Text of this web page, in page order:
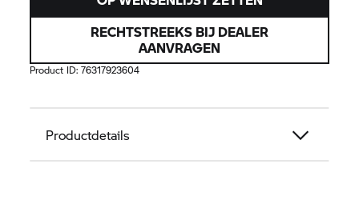
RECHTSTREEKS BIJ DEALER
AANVRAGEN
Product ID:76317923604
Productdetails